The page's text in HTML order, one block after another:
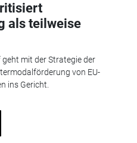
als teilweise
mit der Strategie der
von EU-
ins Gericht.